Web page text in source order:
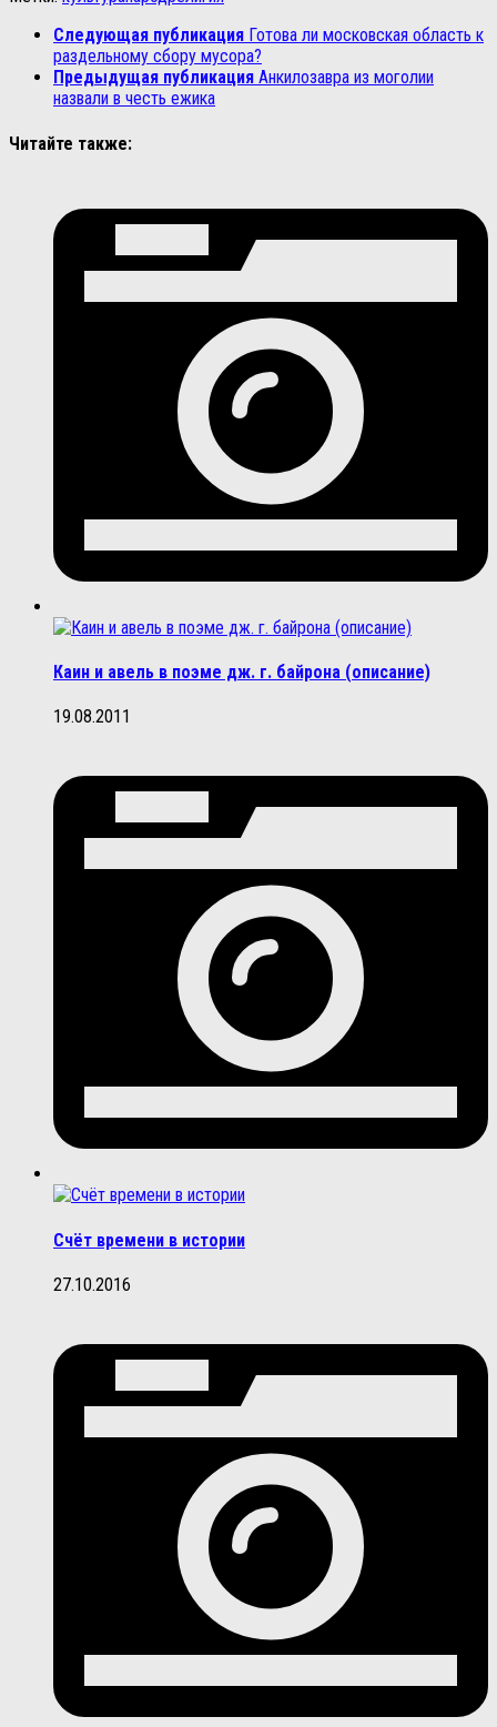
Следующая публикация Готова ли московская область к
раздельному сбору мусора?
Предыдущая публикация Анкилозавра из моголии
назвали в честь ежика
Читайте также:
Каин и авель в поэме дж. г. байрона (описание)
19.08.2011
Счёт времени в истории
27.10.2016